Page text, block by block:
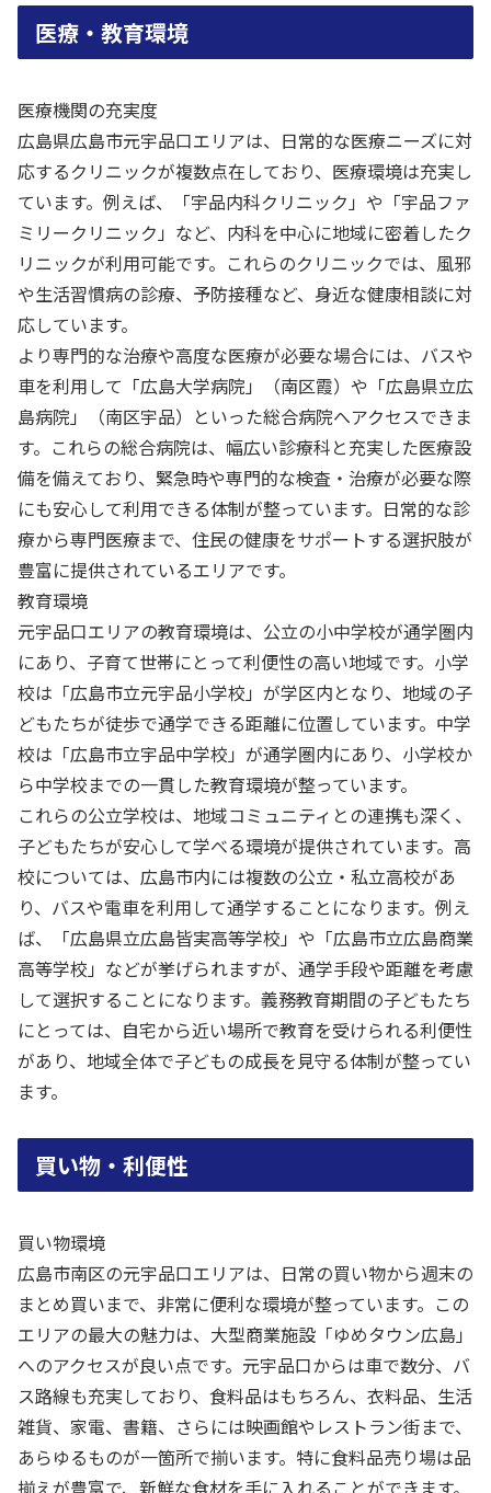
医療・教育環境
医療機関の充実度
広島県広島市元宇品口エリアは、日常的な医療ニーズに対
応するクリニックが複数点在しており、医療環境は充実し
ています。例えば、「宇品内科クリニック」や「宇品ファ
ミリークリニック」など、内科を中心に地域に密着したク
リニックが利用可能です。これらのクリニックでは、風邪
や生活習慣病の診療、予防接種など、身近な健康相談に対
応しています。
より専門的な治療や高度な医療が必要な場合には、バスや
車を利用して「広島大学病院」（南区霞）や「広島県立広
島病院」（南区宇品）といった総合病院へアクセスできま
す。これらの総合病院は、幅広い診療科と充実した医療設
備を備えており、緊急時や専門的な検査・治療が必要な際
にも安心して利用できる体制が整っています。日常的な診
療から専門医療まで、住民の健康をサポートする選択肢が
豊富に提供されているエリアです。
教育環境
元宇品口エリアの教育環境は、公立の小中学校が通学圏内
にあり、子育て世帯にとって利便性の高い地域です。小学
校は「広島市立元宇品小学校」が学区内となり、地域の子
どもたちが徒歩で通学できる距離に位置しています。中学
校は「広島市立宇品中学校」が通学圏内にあり、小学校か
ら中学校までの一貫した教育環境が整っています。
これらの公立学校は、地域コミュニティとの連携も深く、
子どもたちが安心して学べる環境が提供されています。高
校については、広島市内には複数の公立・私立高校があ
り、バスや電車を利用して通学することになります。例え
ば、「広島県立広島皆実高等学校」や「広島市立広島商業
高等学校」などが挙げられますが、通学手段や距離を考慮
して選択することになります。義務教育期間の子どもたち
にとっては、自宅から近い場所で教育を受けられる利便性
があり、地域全体で子どもの成長を見守る体制が整ってい
ます。
買い物・利便性
買い物環境
広島市南区の元宇品口エリアは、日常の買い物から週末の
まとめ買いまで、非常に便利な環境が整っています。この
エリアの最大の魅力は、大型商業施設「ゆめタウン広島」
へのアクセスが良い点です。元宇品口からは車で数分、バ
ス路線も充実しており、食料品はもちろん、衣料品、生活
雑貨、家電、書籍、さらには映画館やレストラン街まで、
あらゆるものが一箇所で揃います。特に食料品売り場は品